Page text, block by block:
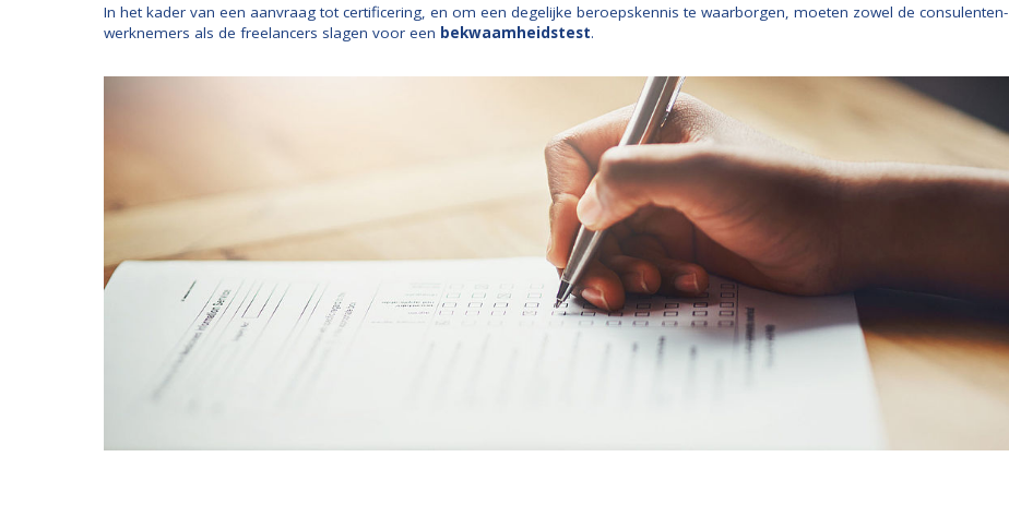
In het kader van een aanvraag tot certificering, en om een degelijke beroepskennis te waarborgen, moeten zowel de consulenten-
werknemers als de freelancers slagen voor een bekwaamheidstest.